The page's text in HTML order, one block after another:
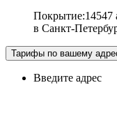
Покрытие:14547
в Санкт-
Тарифы по вашему
Введите адрес